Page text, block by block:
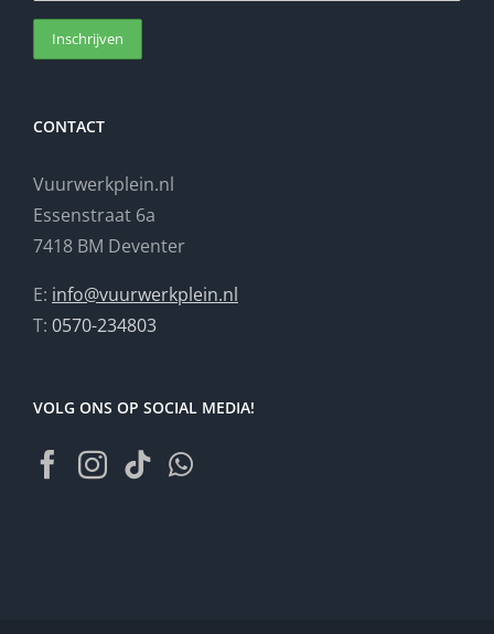
CONTACT
Vuurwerkplein.nl
Essenstraat 6a
7418 BM Deventer
E: info@vuurwerkplein.nl
T: 0570-234803
VOLG ONS OP SOCIAL MEDIA!